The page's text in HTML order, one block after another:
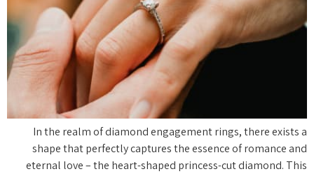
In the realm of diamond engagement rings, there exists a
shape that perfectly captures the essence of romance and
eternal love – the heart-shaped princess-cut diamond. This